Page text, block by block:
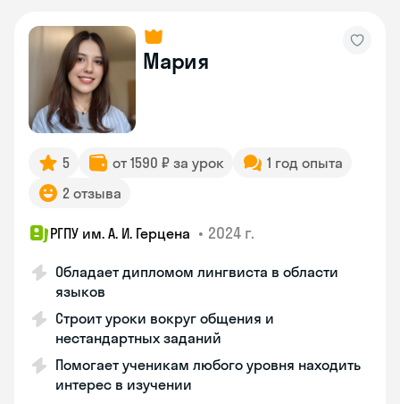
Мария
5 от 1590 ₽ за урок
1 год опыта
2 отзыва
РГПУ им. А. И. Герцена • 2024 г.
Обладает дипломом лингвиста в области
языков
Строит уроки вокруг общения и
нестандартных заданий
Помогает ученикам любого уровня находить
интерес в изучении